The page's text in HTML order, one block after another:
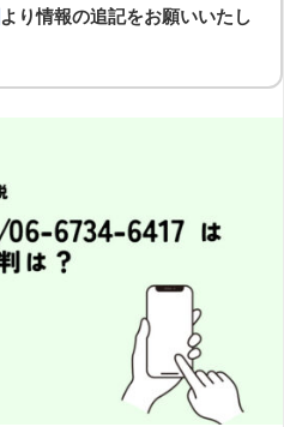
より情報の追記をお願いいたし